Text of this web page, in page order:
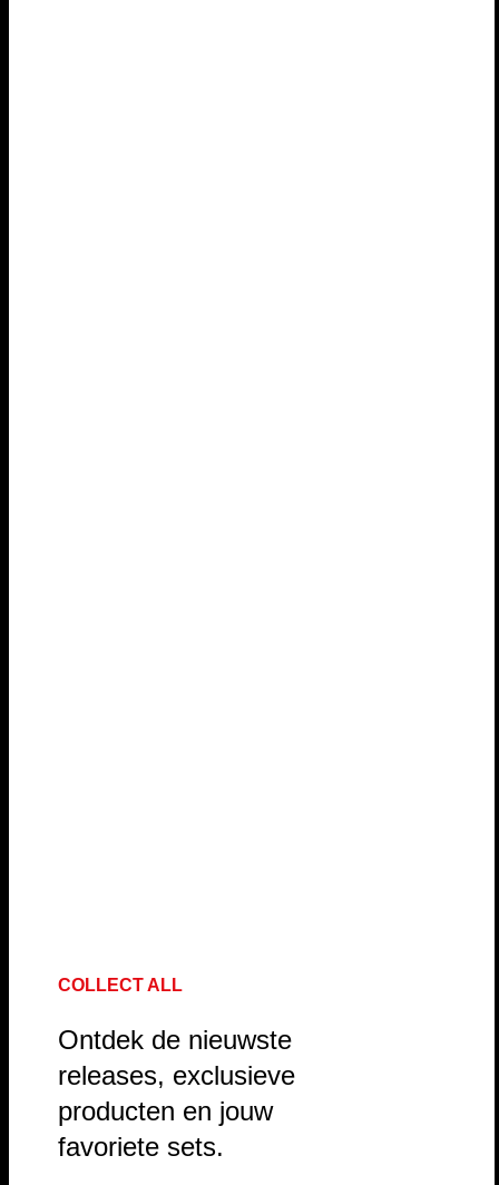
COLLECT ALL
Ontdek de nieuwste
releases, exclusieve
producten en jouw
favoriete sets.